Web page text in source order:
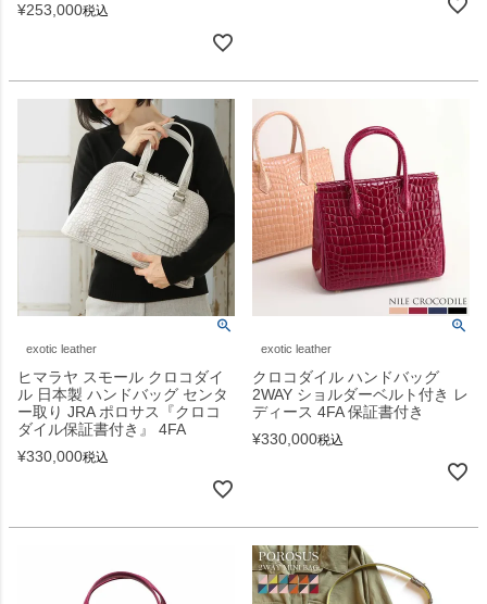
¥253,000税込
exotic leather
ヒマラヤ スモール クロコダイ
ル 日本製 ハンドバッグ センタ
ー取り JRA ポロサス『クロコ
ダイル保証書付き』 4FA
¥330,000税込
exotic leather
クロコダイル ハンドバッグ
2WAY ショルダーベルト付き レ
ディース 4FA 保証書付き
¥330,000税込